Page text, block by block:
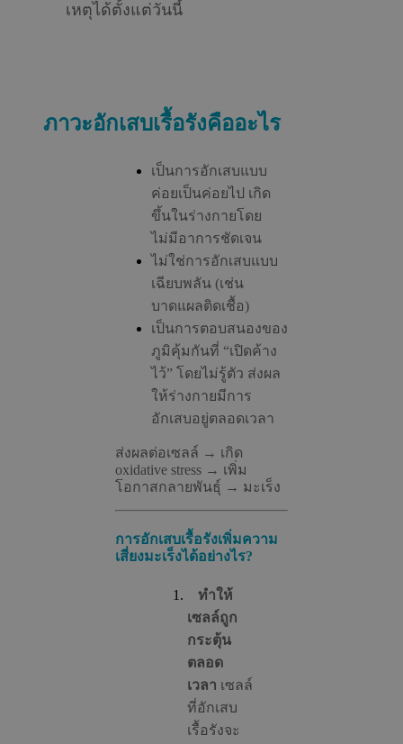
เหตุได้ตั้งแต่วันนี้
ภาวะอักเสบเรื้อรังคืออะไร
เป็นการอักเสบแบบ
ค่อยเป็นค่อยไป เกิด
ขึ้นในร่างกายโดย
ไม่มีอาการชัดเจน
ไม่ใช่การอักเสบแบบ
เฉียบพลัน (เช่น
บาดแผลติดเชื้อ)
เป็นการตอบสนองของ
ภูมิคุ้มกันที่ “เปิดค้าง
ไว้” โดยไม่รู้ตัว ส่งผล
ให้ร่างกายมีการ
อักเสบอยู่ตลอดเวลา
ส่งผลต่อเซลล์ → เกิด
oxidative stress → เพิ่ม
โอกาสกลายพันธุ์ → มะเร็ง
การอักเสบเรื้อรังเพิ่มความ
เสี่ยงมะเร็งได้อย่างไร?
ทำให้
เซลล์ถูก
กระตุ้น
ตลอด
เวลา เซลล์
ที่อักเสบ
เรื้อรังจะ